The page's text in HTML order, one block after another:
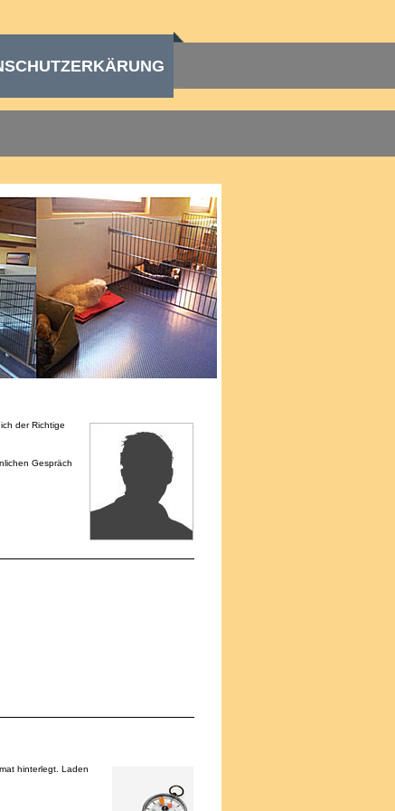
der Richtige
Gespräch
hinterlegt. Laden